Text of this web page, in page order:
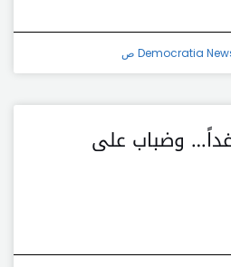
Democratia
وضباب على